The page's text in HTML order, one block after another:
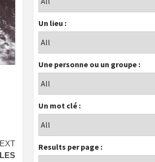
Un lieu :
Une personne ou un groupe :
Un mot clé :
Results per page :